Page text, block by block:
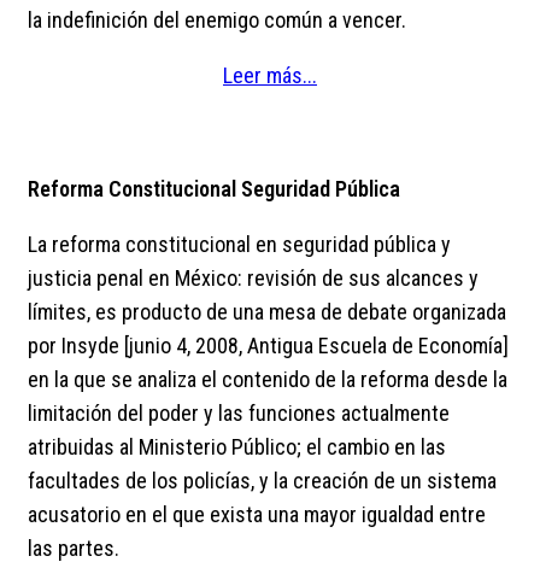
la indefinición del enemigo común a vencer.
Leer más...
Reforma Constitucional Seguridad Pública
La reforma constitucional en seguridad pública y
justicia penal en México: revisión de sus alcances y
límites, es producto de una mesa de debate organizada
por Insyde [junio 4, 2008, Antigua Escuela de Economía]
en la que se analiza el contenido de la reforma desde la
limitación del poder y las funciones actualmente
atribuidas al Ministerio Público; el cambio en las
facultades de los policías, y la creación de un sistema
acusatorio en el que exista una mayor igualdad entre
las partes.